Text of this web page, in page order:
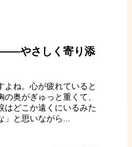
——やさしく寄り添
よね。心が疲れていると
奥がぎゅっと重くて、
はどこか遠くにいるみた
」と思いながら...